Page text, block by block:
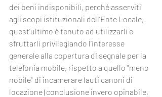
dei beni indisponibili, perché asserviti
agli scopi istituzionali dell’Ente Locale,
quest’ultimo è tenuto ad utilizzarli e
sfruttarli privilegiando l’interesse
generale alla copertura di segnale per la
telefonia mobile, rispetto a quello "meno
nobile" di incamerare lauti canoni di
locazione (conclusione invero opinabile,